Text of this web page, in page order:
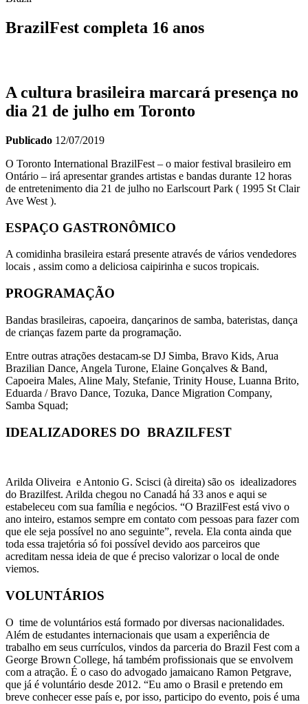
BrazilFest completa 16 anos
A cultura brasileira marcará presença no
dia 21 de julho em Toronto
Publicado 12/07/2019
O Toronto International BrazilFest – o maior festival brasileiro em
Ontário – irá apresentar grandes artistas e bandas durante 12 horas
de entretenimento dia 21 de julho no Earlscourt Park ( 1995 St Clair
Ave West ).
ESPAÇO GASTRONÔMICO
A comidinha brasileira estará presente através de vários vendedores
locais , assim como a deliciosa caipirinha e sucos tropicais.
PROGRAMAÇÃO
Bandas brasileiras, capoeira, dançarinos de samba, bateristas, dança
de crianças fazem parte da programação.
Entre outras atrações destacam-se DJ Simba, Bravo Kids, Arua
Brazilian Dance, Angela Turone, Elaine Gonçalves & Band,
Capoeira Males, Aline Maly, Stefanie, Trinity House, Luanna Brito,
Eduarda / Bravo Dance, Tozuka, Dance Migration Company,
Samba Squad;
IDEALIZADORES DO BRAZILFEST
Arilda Oliveira e Antonio G. Scisci (à direita) são os idealizadores
do Brazilfest. Arilda chegou no Canadá há 33 anos e aqui se
estabeleceu com sua família e negócios. “O BrazilFest está vivo o
ano inteiro, estamos sempre em contato com pessoas para fazer com
que ele seja possível no ano seguinte”, revela. Ela conta ainda que
toda essa trajetória só foi possível devido aos parceiros que
acreditam nessa ideia de que é preciso valorizar o local de onde
viemos.
VOLUNTÁRIOS
O time de voluntários está formado por diversas nacionalidades.
Além de estudantes internacionais que usam a experiência de
trabalho em seus currículos, vindos da parceria do Brazil Fest com a
George Brown College, há também profissionais que se envolvem
com a atração. É o caso do advogado jamaicano Ramon Petgrave,
que já é voluntário desde 2012. “Eu amo o Brasil e pretendo em
breve conhecer esse país e, por isso, participo do evento, pois é uma